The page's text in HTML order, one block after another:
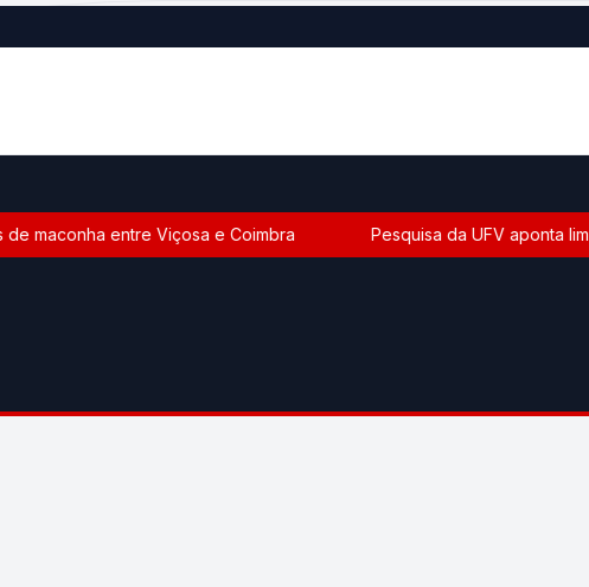
maconha entre Viçosa e Coimbra Pesquisa da UFV aponta